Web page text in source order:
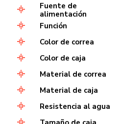
Fuente de
alimentación
Función
Color de correa
Color de caja
Material de correa
Material de caja
Resistencia al agua